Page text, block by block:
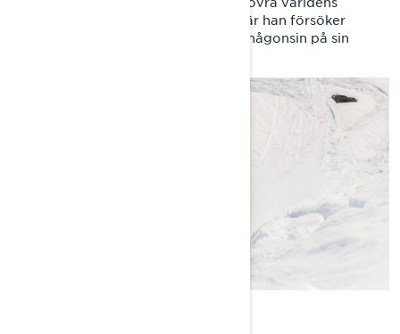
vildaste terränger blir verklighet när han försöker
utföra sitt längsta barrel roll -trick någonsin på sin